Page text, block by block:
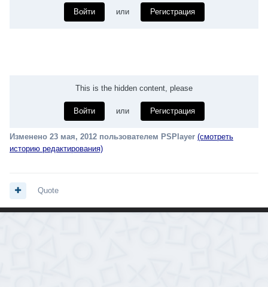
Войти или Регистрация
This is the hidden content, please
Войти или Регистрация
Изменено 23 мая, 2012 пользователем PSPlayer (смотреть
историю редактирования)
Quote